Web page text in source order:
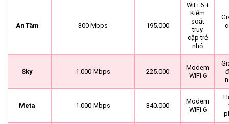
An Tâm 300 Mbps 195.000
WiFi 6 +
Kiểm
soát
truy
cập trẻ
nhỏ
Sky 1.000 Mbps 225.000
Modem
WiFi 6
Meta 1.000 Mbps 340.000
Modem
WiFi 6